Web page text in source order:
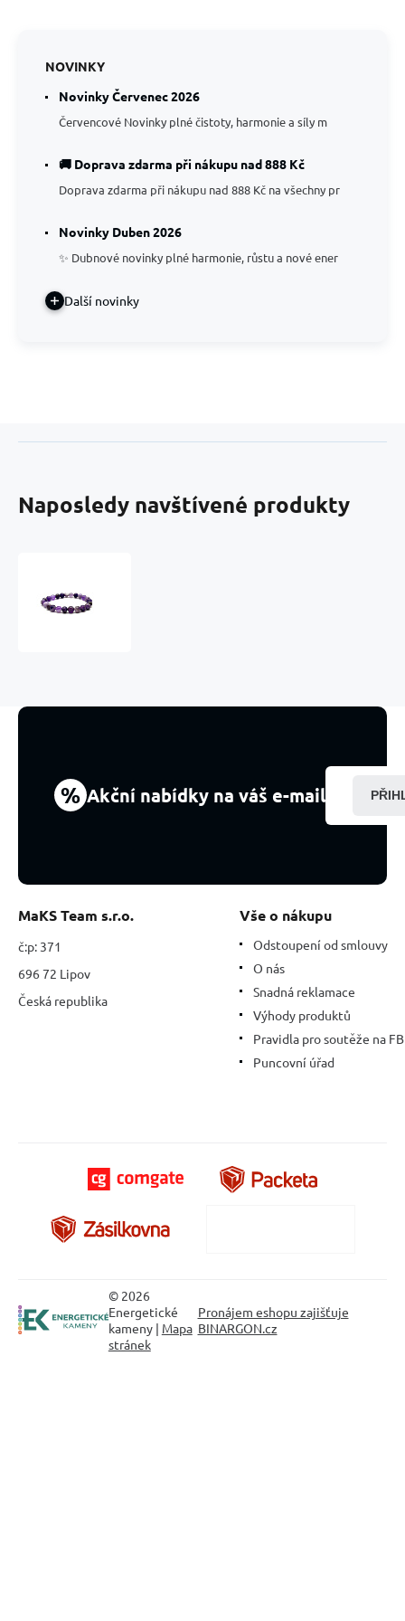
NOVINKY
Novinky Červenec 2026
Červencové Novinky plné čistoty, harmonie a síly m
🚚 Doprava zdarma při nákupu nad 888 Kč
Doprava zdarma při nákupu nad 888 Kč na všechny pr
Novinky Duben 2026
✨ Dubnové novinky plné harmonie, růstu a nové ener
Další novinky
Naposledy navštívené produkty
8
-
17
biskupů
% Akční nabídky na váš e-mail
MaKS Team s.r.o.
č:p: 371
696 72 Lipov
Česká republika
Vše o nákupu
Odstoupení od smlouvy
O nás
Snadná reklamace
Výhody produktů
Pravidla pro soutěže na FB
Puncovní úřad
© 2026
Energetické
kameny | Mapa
stránek
Pronájem eshopu zajišťuje
BINARGON.cz